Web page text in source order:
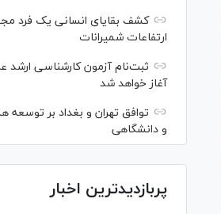
کشف بقایای انسانی یک فرد
ارتفاعات شمیرانات
ثبت‌نام آزمون کارشناسی ارشد
آغاز خواهد شد
توافق تهران و بغداد بر توسعه
و دانشگاهی
پربازدیدترین اخبار